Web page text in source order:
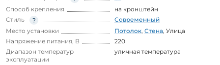
Способ крепления
на кронштейн
Стиль
Современный
Место установки
Потолок, Стена, Улица
Напряжение питания, В
220
Диапазон температур
эксплуатации
уличная температура